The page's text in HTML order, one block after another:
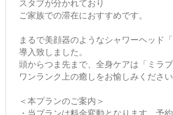
スタブが分かれており
ご家族での滞在におすすめです。
まるで美顔器のようなシャワーヘッド
導入致しました。
頭からつま先まで、全身ケアは「ミラ
ワンランク上の癒しをお愉しみください
＜本プランのご案内＞